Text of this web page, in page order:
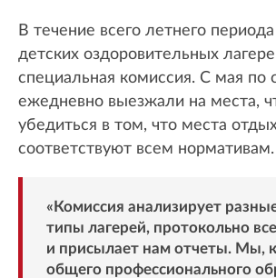
В течение всего летнего
детских оздоровительных
специальная комиссия. С мая по
ежедневно выезжали на места,
убедиться в том, что места
соответствуют всем нормативам.
«Комиссия анализирует
типы лагерей, протокольно
и присылает нам отчеты. Мы,
общего профессионального